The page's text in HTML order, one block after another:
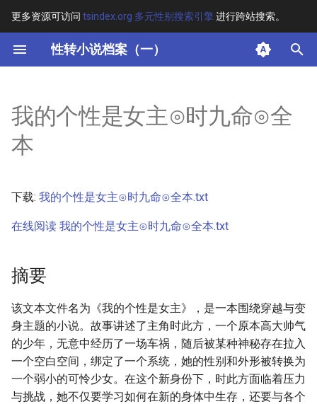
更多资源可访问 tsindex.org 多元性别搜索引擎进行跨站搜索。
性转小说档案（一）
键
开
始
索
其他信息 [Processed Page
Metadata]
我的个性是女主⊙时九命⊙全
本
下载: 我的个性是女主⊙时九命⊙全本.txt
在线阅读 我的个性是女主⊙时九命⊙全本.txt
摘要
该文本文件名为《我的个性是女主》，是一本围绕穿越与变
身主题的小说。故事讲述了主角时此方，一个原本高大帅气
的少年，无意中经历了一场车祸，随后被某种神秘存在拉入
一个空白空间，绑定了一个系统，她的性别和外形被转换为
一个弱小的可怜少女。在这个新身份下，时此方面临着压力
与挑战，她不仅要学习如何在新的身体中生存，还要与各个